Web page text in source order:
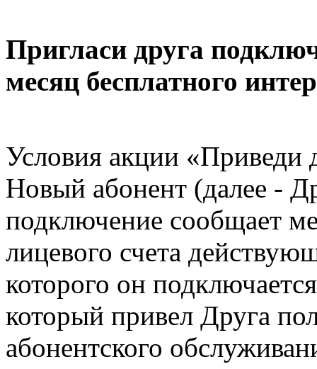
Пригласи друга
месяц бесплатного
Условия акции «Приведи
Новый абонент (далее -
подключение сообщает
лицевого счета
которого он
который привел Друга
абонентского